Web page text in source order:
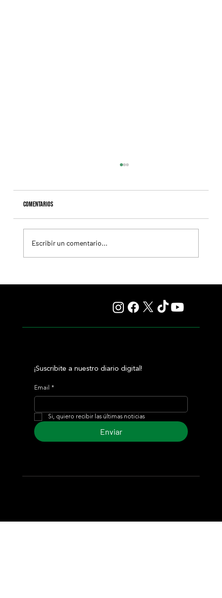
Comentarios
Escribir un comentario...
¡Suscribite a nuestro diario digital!
Email *
Si, quiero recibir las últimas noticias
Enviar